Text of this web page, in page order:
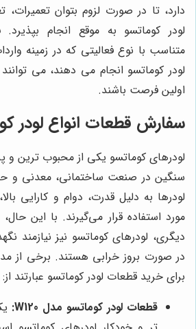
دارد، تا در صورت لزوم بتوان
لودر کوماتسو به موقع انجام بپذیرد.
متناسب با نوع فعالیتی که در زمینه
لودر کوماتسو انجام می دهند، می
اولین فرصت باشند.
سفارش قطعات انواع لودر
لودرهای کوماتسو یکی از محبوب ‌ترین و
سنگین در صنعت ساختمانی، معدنی و
لودرها به دلیل قدرت، دوام و کارایی
مورد استفاده قرار می‌گیرند. با این
دیگری، لودرهای کوماتسو نیز نیازمند
در صورت بروز خرابی هستند. برخی از
برای خرید قطعات لودر کوماتسو عبارتند از:
قطعات لودر کوماتسو مدل W120: